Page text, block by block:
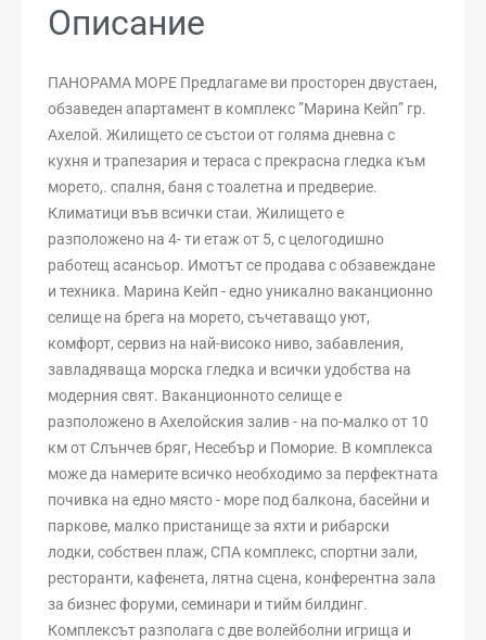
Описание
ПАНОРАМА МОРЕ Предлагаме ви просторен двустаен,
обзаведен апартамент в комплекс ”Марина Кейп” гр.
Ахелой. Жилището се състои от голяма дневна с
кухня и трапезария и тераса с прекрасна гледка към
морето,. спалня, баня с тоалетна и предверие.
Климатици във всички стаи. Жилището е
разположено на 4- ти етаж от 5, с целогодишно
работещ асансьор. Имотът се продава с обзавеждане
и техника. Марина Kейп - едно уникално ваканционно
селище на брега на морето, съчетаващо уют,
комфорт, сервиз на най-високо ниво, забавления,
завладяваща морска гледка и всички удобства на
модерния свят. Ваканционното селище е
разположено в Ахелойския залив - на по-малко от 10
км от Слънчев бряг, Несебър и Поморие. В комплекса
може да намерите всичко необходимо за перфектната
почивка на едно място - море под балкона, басейни и
паркове, малко пристанище за яхти и рибарски
лодки, собствен плаж, СПА комплекс, спортни зали,
ресторанти, кафенета, лятна сцена, конферентна зала
за бизнес форуми, семинари и тийм билдинг.
Комплексът разполага с две волейболни игрища и